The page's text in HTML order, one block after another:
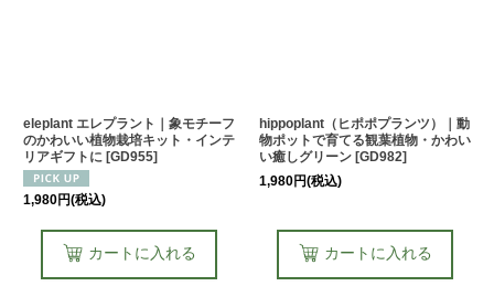
eleplant エレプラント｜象モチーフ
のかわいい植物栽培キット・インテ
リアギフトに [GD955]
1,980円(税込)
カートに入れる
hippoplant（ヒポポプランツ）｜動
物ポットで育てる観葉植物・かわい
い癒しグリーン [GD982]
1,980円(税込)
カートに入れる